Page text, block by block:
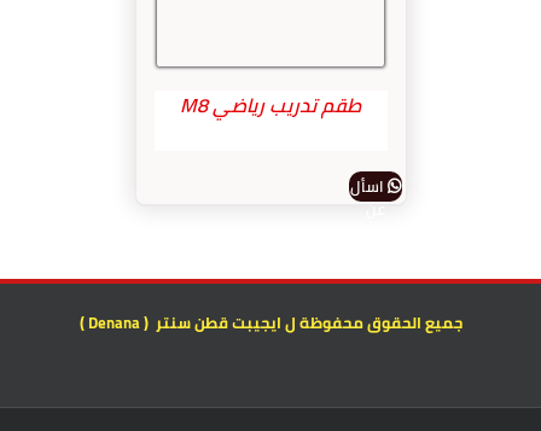
طقم تدريب رياضي M8
اسأل
عن
جميع الحقوق محفوظة ل ايجيبت قطن سنتر ( Denana )